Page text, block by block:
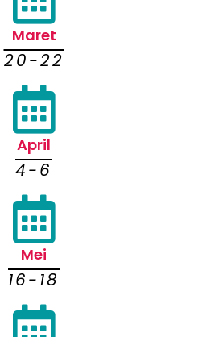
Maret
20-22
April
4-6
Mei
16-18